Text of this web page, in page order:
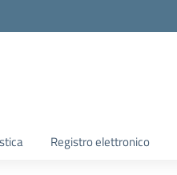
Registro elettronico